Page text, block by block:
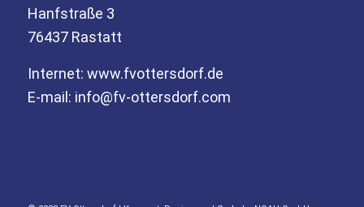
Hanfstraße 3
76437 Rastatt
Internet: www.fvottersdorf.de
E-mail: info@fv-ottersdorf.com